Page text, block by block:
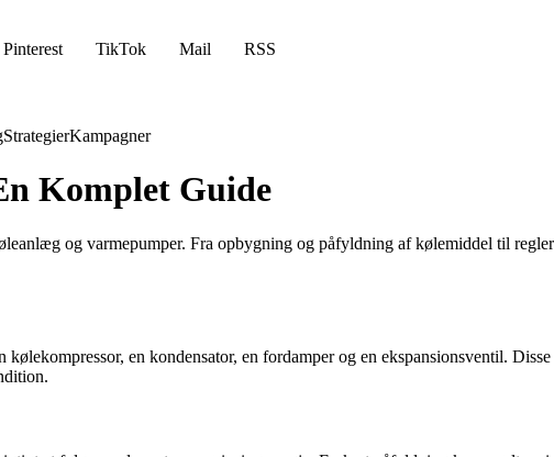
Pinterest TikTok Mail RSS
StrategierKampagner
Komplet Guide
og varmepumper. Fra opbygning og påfyldning af kølemiddel til
en kondensator, en fordamper og en ekspansionsventil.